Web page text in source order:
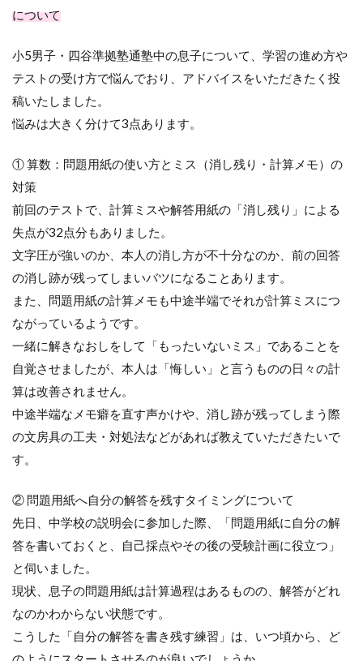
について
小5男子・四谷準拠塾通塾中の息子について、学習の進め方や
テストの受け方で悩んでおり、アドバイスをいただきたく投
稿いたしました。
悩みは大きく分けて3点あります。
① 算数：問題用紙の使い方とミス（消し残り・計算メモ）の
対策
前回のテストで、計算ミスや解答用紙の「消し残り」による
失点が32点分もありました。
文字圧が強いのか、本人の消し方が不十分なのか、前の回答
の消し跡が残ってしまいバツになることあります。
また、問題用紙の計算メモも中途半端でそれが計算ミスにつ
ながっているようです。
一緒に解きなおしをして「もったいないミス」であることを
自覚させましたが、本人は「悔しい」と言うものの日々の計
算は改善されません。
中途半端なメモ癖を直す声かけや、消し跡が残ってしまう際
の文房具の工夫・対処法などがあれば教えていただきたいで
す。
② 問題用紙へ自分の解答を残すタイミングについて
先日、中学校の説明会に参加した際、「問題用紙に自分の解
答を書いておくと、自己採点やその後の受験計画に役立つ」
と伺いました。
現状、息子の問題用紙は計算過程はあるものの、解答がどれ
なのかわからない状態です。
こうした「自分の解答を書き残す練習」は、いつ頃から、ど